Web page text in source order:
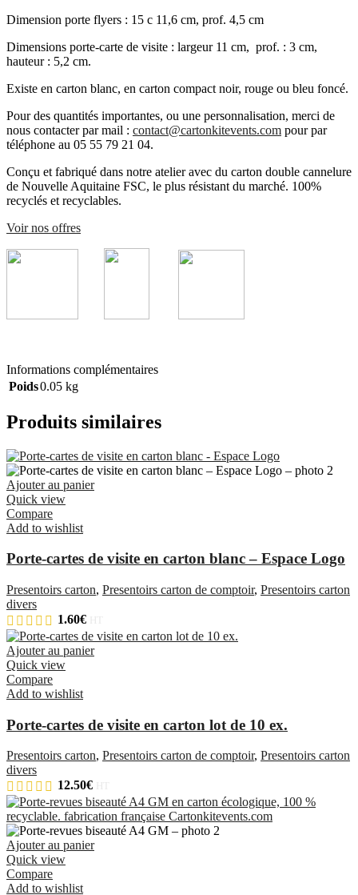
Dimension porte flyers : 15 c 11,6 cm, prof. 4,5 cm
Dimensions porte-carte de visite : largeur 11 cm, prof. : 3 cm,
hauteur : 5,2 cm.
Existe en carton blanc, en carton compact noir, rouge ou bleu foncé.
Pour des quantités importantes, ou une personnalisation, merci de
nous contacter par mail : contact@cartonkitevents.com pour par
téléphone au 05 55 79 21 04.
Conçu et fabriqué dans notre atelier avec du carton double cannelure
de Nouvelle Aquitaine FSC, le plus résistant du marché. 100%
recyclés et recyclables.
Voir nos offres
Informations complémentaires
Poids0.05 kg
Produits similaires
Ajouter au panier
Quick view
Compare
Add to wishlist
Porte-cartes de visite en carton blanc – Espace Logo
Presentoirs carton, Presentoirs carton de comptoir, Presentoirs carton
divers
1.60€
Ajouter au panier
Quick view
Compare
Add to wishlist
Porte-cartes de visite en carton lot de 10 ex.
Presentoirs carton, Presentoirs carton de comptoir, Presentoirs carton
divers
12.50€
Ajouter au panier
Quick view
Compare
Add to wishlist